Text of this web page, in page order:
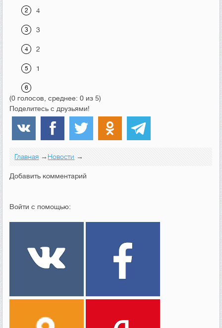
4
3
2
1
(0 голосов, среднее: 0 из 5)
Поделитесь с друзьями!
Главная →Новости →
Добавить комментарий
Войти с помощью: